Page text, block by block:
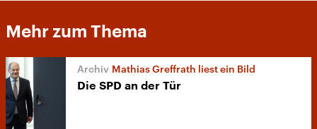
Mehr zum Thema
Mathias Greffrath liest ein Bild
Die SPD an der Tür